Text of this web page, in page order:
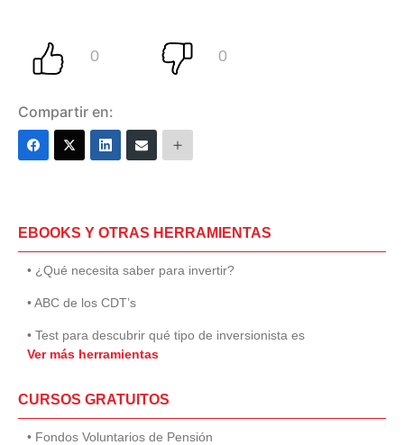
Compartir en:
EBOOKS Y OTRAS HERRAMIENTAS
• ¿Qué necesita saber para invertir?
• ABC de los CDT’s
• Test para descubrir qué tipo de inversionista es
Ver más herramientas
CURSOS GRATUITOS
• Fondos Voluntarios de Pensión